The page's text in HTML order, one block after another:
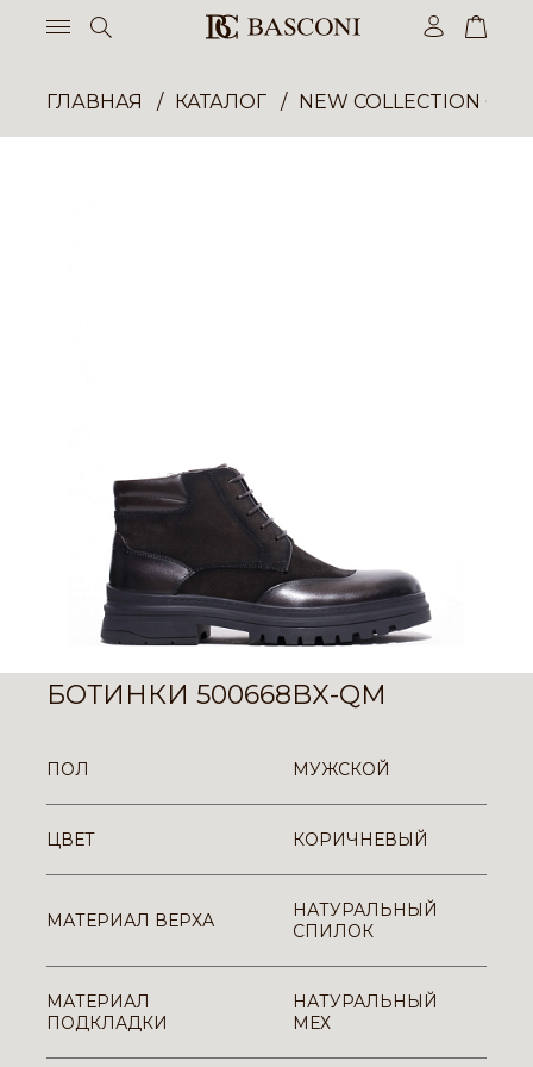
ГЛАВНАЯ КАТАЛОГ NEW COLLECTION
БОТИНКИ 500668BX-QM
ПОЛ МУЖСКОЙ
ЦВЕТ КОРИЧНЕВЫЙ
МАТЕРИАЛ ВЕРХА
НАТУРАЛЬНЫЙ
СПИЛОК
МАТЕРИАЛ
ПОДКЛАДКИ
НАТУРАЛЬНЫЙ
МЕХ